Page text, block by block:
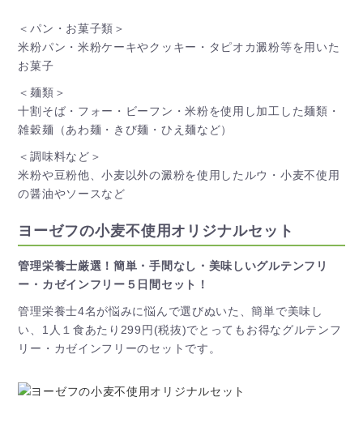
＜パン・お菓子類＞
米粉パン・米粉ケーキやクッキー・タピオカ澱粉等を用いた
お菓子
＜麺類＞
十割そば・フォー・ビーフン・米粉を使用し加工した麺類・
雑穀麺（あわ麺・きび麺・ひえ麺など）
＜調味料など＞
米粉や豆粉他、小麦以外の澱粉を使用したルウ・小麦不使用
の醤油やソースなど
ヨーゼフの小麦不使用オリジナルセット
管理栄養士厳選！簡単・手間なし・美味しいグルテンフリ
ー・カゼインフリー５日間セット！
管理栄養士4名が悩みに悩んで選びぬいた、簡単で美味し
い、1人１食あたり299円(税抜)でとってもお得なグルテンフ
リー・カゼインフリーのセットです。